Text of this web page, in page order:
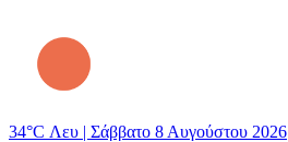
34°C Λευ | Σάββατο 8 Αυγούστου 2026